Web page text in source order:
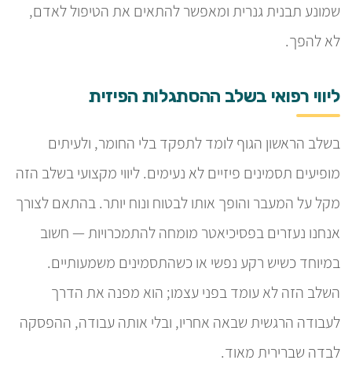
שמונע תבנית גנרית ומאפשר להתאים את הטיפול לאדם,
לא להפך.
ליווי רפואי בשלב ההסתגלות הפיזית
בשלב הראשון הגוף לומד לתפקד בלי החומר, ולעיתים
מופיעים תסמינים פיזיים לא נעימים. ליווי מקצועי בשלב הזה
מקל על המעבר והופך אותו לבטוח ונוח יותר. בהתאם לצורך
אנחנו נעזרים בפסיכיאטר מומחה להתמכרויות — חשוב
במיוחד כשיש רקע נפשי או כשהתסמינים משמעותיים.
השלב הזה לא עומד בפני עצמו; הוא מפנה את הדרך
לעבודה הרגשית שבאה אחריו, ובלי אותה עבודה, ההפסקה
לבדה שברירית מאוד.